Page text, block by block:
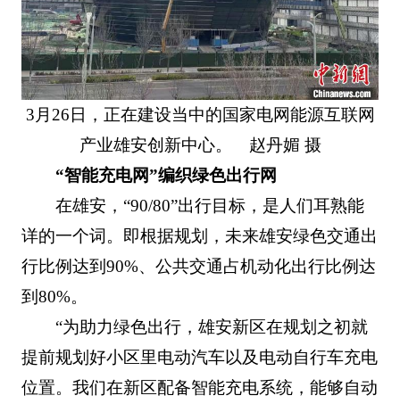
3月26日，正在建设当中的国家电网能源互联网
产业雄安创新中心。 赵丹媚 摄
“智能充电网”编织绿色出行网
在雄安，“90/80”出行目标，是人们耳熟能
详的一个词。即根据规划，未来雄安绿色交通出
行比例达到90%、公共交通占机动化出行比例达
到80%。
“为助力绿色出行，雄安新区在规划之初就
提前规划好小区里电动汽车以及电动自行车充电
位置。我们在新区配备智能充电系统，能够自动